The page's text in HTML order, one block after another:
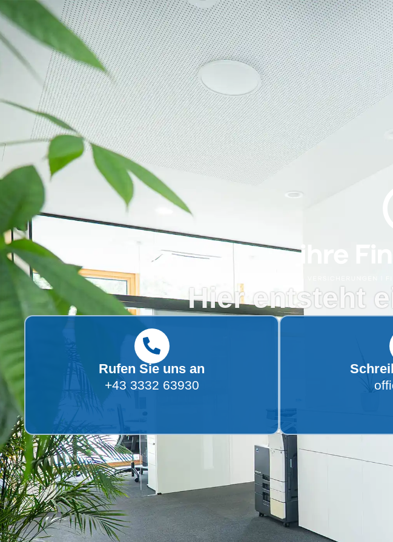
Hier entsteht
Rufen Sie uns an
+43 3332 63930